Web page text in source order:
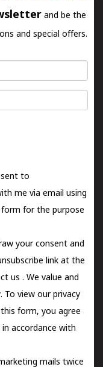
and be the
and special offers.
to
me via email using
for the purpose
your consent and
link at the
us . We value and
To view our privacy
form, you agree
accordance with
mails twice